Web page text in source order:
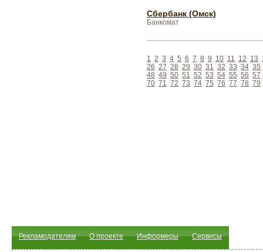
Сбербанк (Омск)
Банкомат
1 2 3 4 5 6 7 8 9 10 11 12 13
26 27 28 29 30 31 32 33 34 35
48 49 50 51 52 53 54 55 56 57
70 71 72 73 74 75 76 77 78 79
Рекламодателям О проекте Информеры Сервисы